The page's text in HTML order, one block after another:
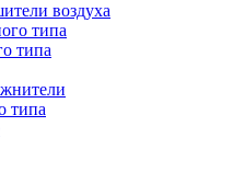
воздуха
типа
типа
типа